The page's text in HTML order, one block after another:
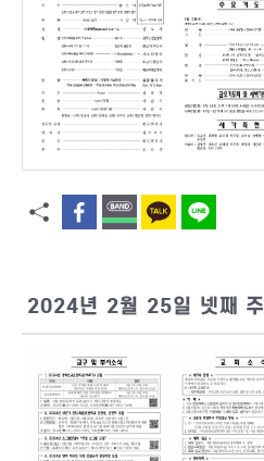
2024년 2월 25일 넷째 주